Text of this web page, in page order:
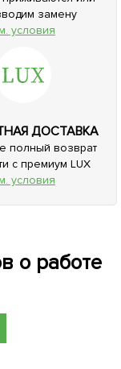
замену
условия
ДОСТАВКА
полный возврат
с премиум LUX
условия
о работе